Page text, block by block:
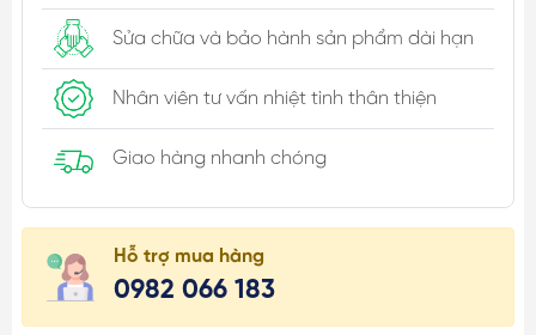
Sửa chữa và bảo hành sản phẩm dài hạn
Nhân viên tư vấn nhiệt tình thân thiện
Giao hàng nhanh chóng
Hỗ trợ mua hàng
0982 066 183